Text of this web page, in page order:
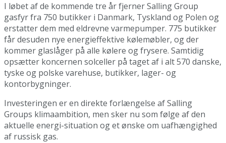
I løbet af de kommende tre år fjerner Salling Group
gasfyr fra 750 butikker i Danmark, Tyskland og Polen og
erstatter dem med eldrevne varmepumper. 775 butikker
får desuden nye energieffektive kølemøbler, og der
kommer glaslåger på alle kølere og frysere. Samtidig
opsætter koncernen solceller på taget af i alt 570 danske,
tyske og polske varehuse, butikker, lager- og
kontorbygninger.
Investeringen er en direkte forlængelse af Salling
Groups klimaambition, men sker nu som følge af den
aktuelle energi-situation og et ønske om uafhængighed
af russisk gas.